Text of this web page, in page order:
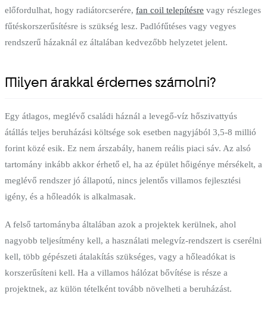
előfordulhat, hogy radiátorcserére, fan coil telepítésre vagy részleges
fűtéskorszerűsítésre is szükség lesz. Padlófűtéses vagy vegyes
rendszerű házaknál ez általában kedvezőbb helyzetet jelent.
Milyen árakkal érdemes számolni?
Egy átlagos, meglévő családi háznál a levegő-víz hőszivattyús
átállás teljes beruházási költsége sok esetben nagyjából 3,5-8 millió
forint közé esik. Ez nem árszabály, hanem reális piaci sáv. Az alsó
tartomány inkább akkor érhető el, ha az épület hőigénye mérsékelt, a
meglévő rendszer jó állapotú, nincs jelentős villamos fejlesztési
igény, és a hőleadók is alkalmasak.
A felső tartományba általában azok a projektek kerülnek, ahol
nagyobb teljesítmény kell, a használati melegvíz-rendszert is cserélni
kell, több gépészeti átalakítás szükséges, vagy a hőleadókat is
korszerűsíteni kell. Ha a villamos hálózat bővítése is része a
projektnek, az külön tételként tovább növelheti a beruházást.